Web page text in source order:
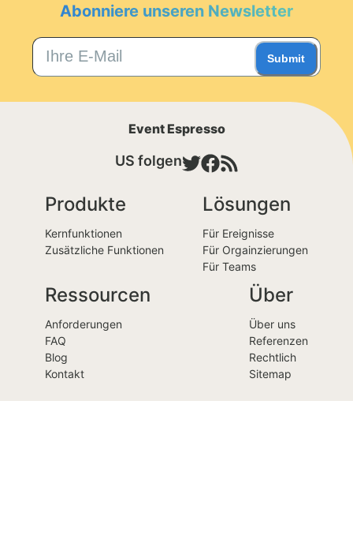
Abonniere unseren Newsletter
Submit
Event Espresso
US folgen
Produkte
Kernfunktionen
Zusätzliche Funktionen
Lösungen
Für Ereignisse
Für Orgainzierungen
Für Teams
Ressourcen
Anforderungen
FAQ
Blog
Kontakt
Über
Über uns
Referenzen
Rechtlich
Sitemap